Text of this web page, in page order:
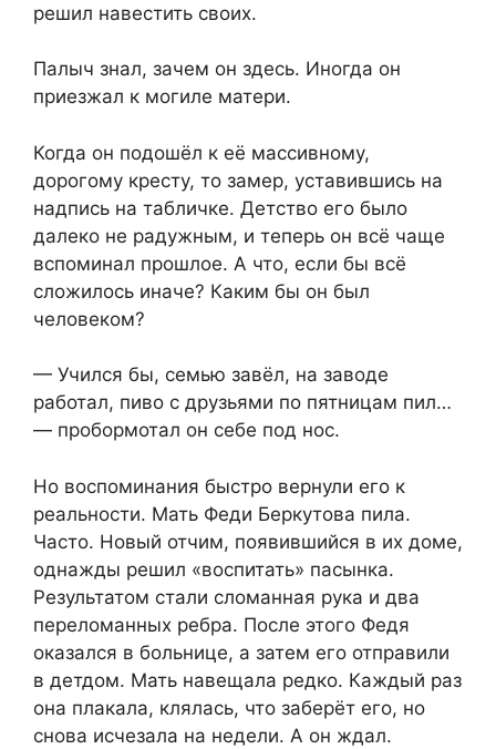
решил навестить своих.
Палыч знал, зачем он здесь. Иногда он
приезжал к могиле матери.
Когда он подошёл к её массивному,
дорогому кресту, то замер, уставившись на
надпись на табличке. Детство его было
далеко не радужным, и теперь он всё чаще
вспоминал прошлое. А что, если бы всё
сложилось иначе? Каким бы он был
человеком?
— Учился бы, семью завёл, на заводе
работал, пиво с друзьями по пятницам пил…
— пробормотал он себе под нос.
Но воспоминания быстро вернули его к
реальности. Мать Феди Беркутова пила.
Часто. Новый отчим, появившийся в их доме,
однажды решил «воспитать» пасынка.
Результатом стали сломанная рука и два
переломанных ребра. После этого Федя
оказался в больнице, а затем его отправили
в детдом. Мать навещала редко. Каждый раз
она плакала, клялась, что заберёт его, но
снова исчезала на недели. А он ждал.